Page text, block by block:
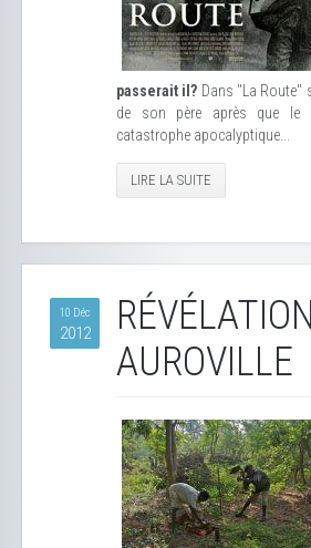
passerait il? Dans "La Route"
de son père après que le
catastrophe apocalyptique...
LIRE LA SUITE
10 Déc
2012
AUROVILLE